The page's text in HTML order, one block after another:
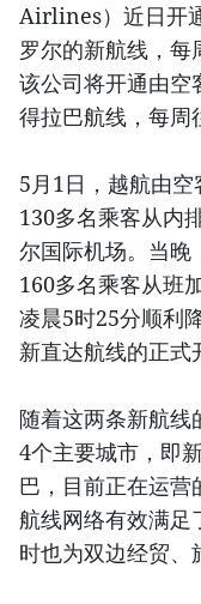
Airlines）近日开
罗尔的新航线，每
该公司将开通由空
得拉巴航线，每周
5月1日，越航由
130多名乘客从内
尔国际机场。当
160多名乘客从班
凌晨5时25分顺利
新直达航线的正式
随着这两条新航线
4个主要城市，即
巴，目前正在运营
航线网络有效满足
时也为双边经贸、